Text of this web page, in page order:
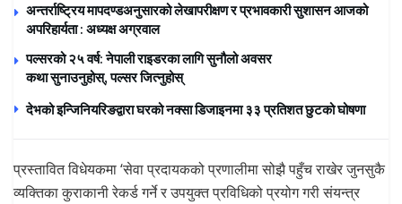
अन्तर्राष्ट्रिय मापदण्डअनुसारको लेखापरीक्षण र प्रभावकारी सुशासन आजको
अपरिहार्यता : अध्यक्ष अग्रवाल
पल्सरको २५ वर्ष: नेपाली राइडरका लागि सुनौलो अवसर
कथा सुनाउनुहोस्, पल्सर जित्नुहोस्
देभको इन्जिनियरिङद्वारा घरको नक्सा डिजाइनमा ३३ प्रतिशत छुटको घोषणा
प्रस्तावित विधेयकमा ‘सेवा प्रदायकको प्रणालीमा सोझै पहुँच राखेर जुनसुकै
व्यक्तिका कुराकानी रेकर्ड गर्ने र उपयुक्त प्रविधिको प्रयोग गरी संयन्त्र